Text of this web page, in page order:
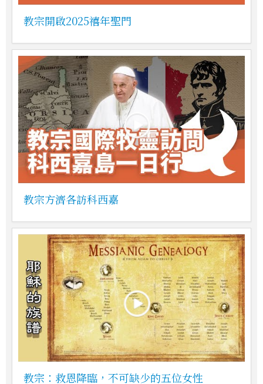
教宗開啟2025禧年聖門
教宗方濟各訪科西嘉
教宗：救恩降臨，不可缺少的五位女性